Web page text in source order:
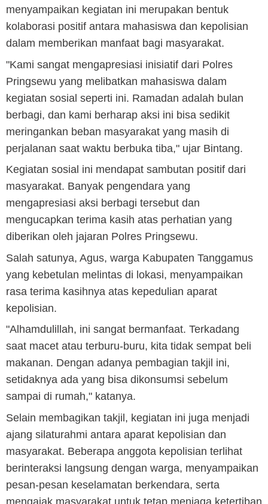
menyampaikan kegiatan ini merupakan bentuk
kolaborasi positif antara mahasiswa dan kepolisian
dalam memberikan manfaat bagi masyarakat.
"Kami sangat mengapresiasi inisiatif dari Polres
Pringsewu yang melibatkan mahasiswa dalam
kegiatan sosial seperti ini. Ramadan adalah bulan
berbagi, dan kami berharap aksi ini bisa sedikit
meringankan beban masyarakat yang masih di
perjalanan saat waktu berbuka tiba," ujar Bintang.
Kegiatan sosial ini mendapat sambutan positif dari
masyarakat. Banyak pengendara yang
mengapresiasi aksi berbagi tersebut dan
mengucapkan terima kasih atas perhatian yang
diberikan oleh jajaran Polres Pringsewu.
Salah satunya, Agus, warga Kabupaten Tanggamus
yang kebetulan melintas di lokasi, menyampaikan
rasa terima kasihnya atas kepedulian aparat
kepolisian.
"Alhamdulillah, ini sangat bermanfaat. Terkadang
saat macet atau terburu-buru, kita tidak sempat beli
makanan. Dengan adanya pembagian takjil ini,
setidaknya ada yang bisa dikonsumsi sebelum
sampai di rumah," katanya.
Selain membagikan takjil, kegiatan ini juga menjadi
ajang silaturahmi antara aparat kepolisian dan
masyarakat. Beberapa anggota kepolisian terlihat
berinteraksi langsung dengan warga, menyampaikan
pesan-pesan keselamatan berkendara, serta
mengajak masyarakat untuk tetap menjaga ketertiban